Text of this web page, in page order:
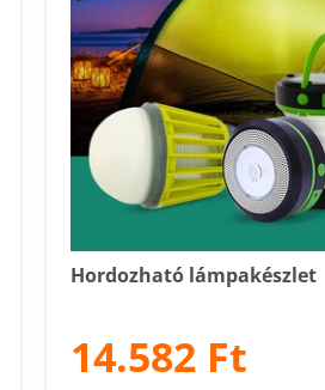
Hordozható lámpakészlet
14.582 Ft